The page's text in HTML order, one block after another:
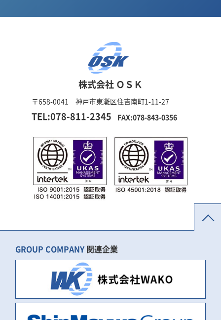
株式会社 ＯＳＫ
〒658-0041 神戸市東灘区住吉南町1-11-27
TEL:078-811-2345 FAX:078-843-0356
GROUP COMPANY 関連企業